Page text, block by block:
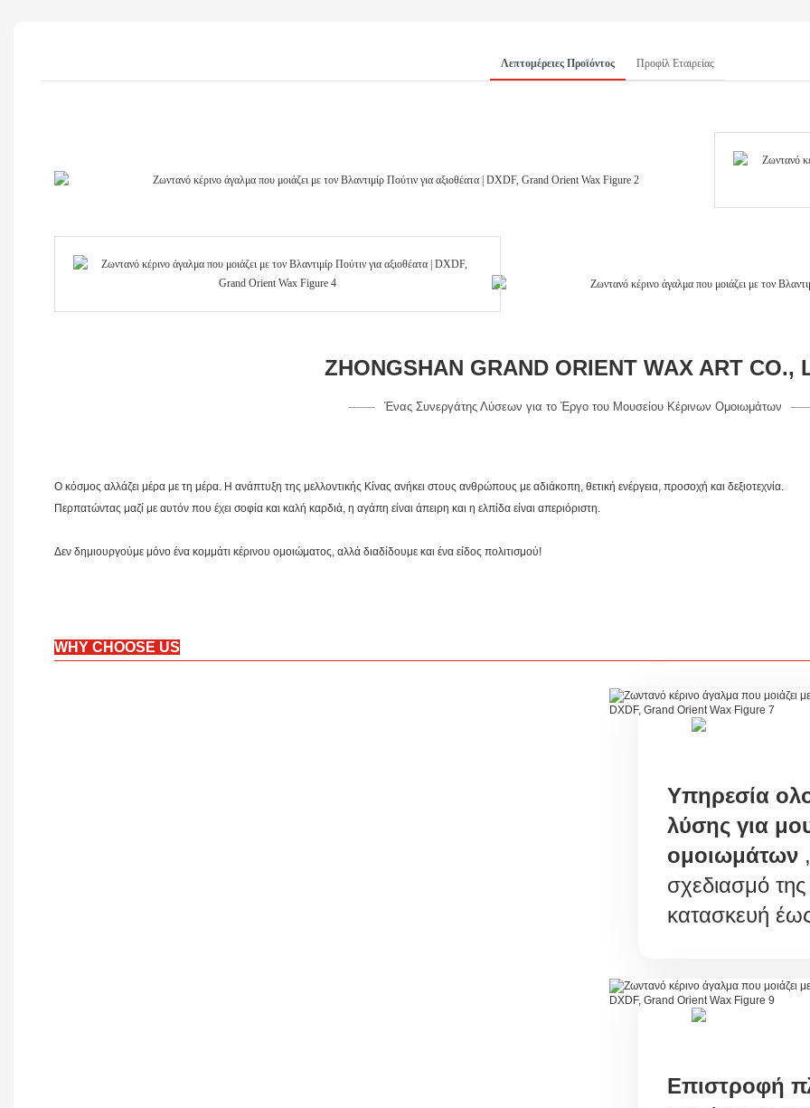
Λεπτομέρειες Προϊόντος Προφίλ Εταιρείας
ZHONGSHAN GRAND ORIENT WAX ART CO.,
Ένας Συνεργάτης Λύσεων για το Έργο του Μουσείου Κέρινων Ομοιωμάτων
Ο κόσμος αλλάζει μέρα με τη μέρα. Η ανάπτυξη της μελλοντικής Κίνας ανήκει στους ανθρώπους με αδιάκοπη, θετική ενέργεια, προσοχή και δεξιοτεχνία.
Περπατώντας μαζί με αυτόν που έχει σοφία και καλή καρδιά, η αγάπη είναι άπειρη και η ελπίδα είναι απεριόριστη.
Δεν δημιουργούμε μόνο ένα κομμάτι κέρινου ομοιώματος, αλλά διαδίδουμε και ένα είδος πολιτισμού!
WHY CHOOSE US
Υπηρεσία
λύσης για
ομοιωμάτων,
σχεδιασμό της
κατασκευή
Επιστροφή